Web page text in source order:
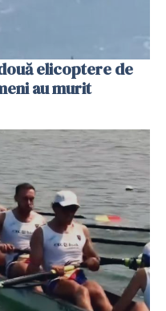
elicoptere de
au murit